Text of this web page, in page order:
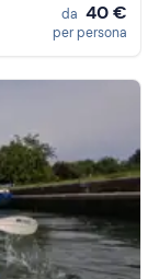
da 40 €
per persona